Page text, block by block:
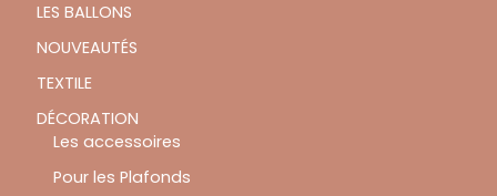
LES BALLONS
NOUVEAUTÉS
TEXTILE
DÉCORATION
Les accessoires
Pour les Plafonds